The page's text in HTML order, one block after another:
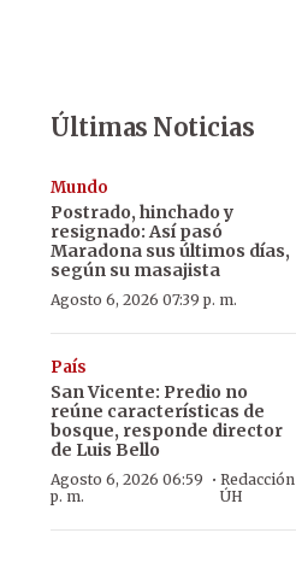
Últimas Noticias
Mundo
Postrado, hinchado y
resignado: Así pasó
Maradona sus últimos días,
según su masajista
Agosto 6, 2026 07:39 p. m.
País
San Vicente: Predio no
reúne características de
bosque, responde director
de Luis Bello
Agosto 6, 2026 06:59
p. m.
· Redacción
ÚH